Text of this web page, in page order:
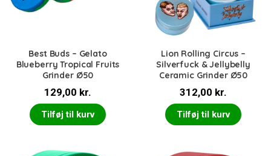
Best Buds – Gelato
Blueberry Tropical Fruits
Grinder Ø50
129,00 kr.
Tilføj til kurv
Lion Rolling Circus –
Silverfuck & Jellybelly
Ceramic Grinder Ø50
312,00 kr.
Tilføj til kurv